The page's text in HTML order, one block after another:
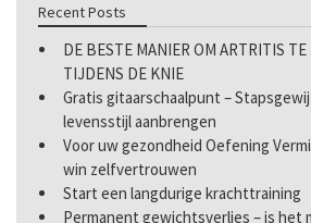
Recent Posts
DE BESTE MANIER OM ARTRITIS
TIJDENS DE KNIE
Gratis gitaarschaalpunt –
levensstijl aanbrengen
Voor uw gezondheid Oefening
win zelfvertrouwen
Start een langdurige krachttraining
Permanent gewichtsverlies – is het